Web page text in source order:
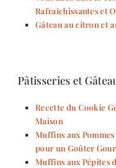
Rafraîchissantes et
Gâteau au citron et
Pâtisseries et
Recette du Cookie
Maison
Muffins aux
pour un Goûter
Muffins aux Pépites